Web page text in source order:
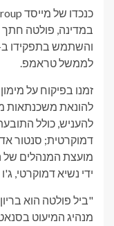
במדינה, פולטה
לממשל טראמפ.
זמנו בפיקוח על
להונאת משכנתאות
להעניש, כולל
דמוקרטית; סנטור
מועצת המנהלים של
ידי נשיא דמוקרטי, ג'ו
"ביל פולטה הוא
מנהיג המיעוט